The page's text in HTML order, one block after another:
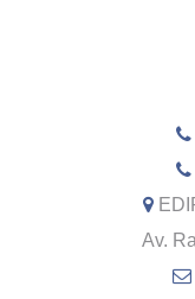
Av.